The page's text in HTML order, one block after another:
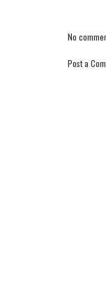
No
Post a